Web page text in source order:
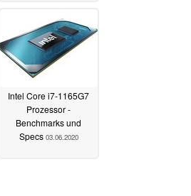
Intel Core i7-1165G7
Prozessor -
Benchmarks und
Specs 03.06.2020